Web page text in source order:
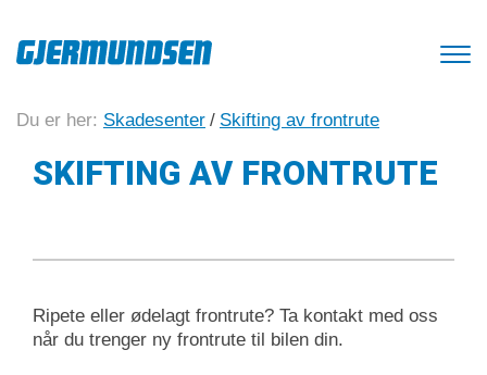
Du er her: Skadesenter / Skifting av frontrute
SKIFTING AV FRONTRUTE
Ripete eller ødelagt frontrute? Ta kontakt med oss
når du trenger ny frontrute til bilen din.